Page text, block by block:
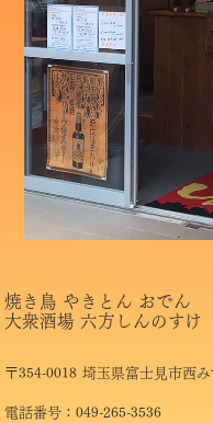
焼き鳥 やきとん おでん
大衆酒場 六方しんのすけ
〒354-0018 埼玉県富士見市西
電話番号：049-265-3536